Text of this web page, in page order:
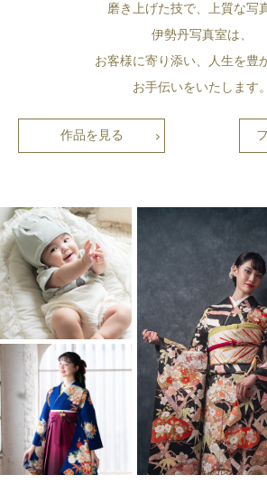
磨き上げた技で、上質な写
伊勢丹写真室は、
お客様に寄り添い、人生を豊
お手伝いをいたします。
作品を見る